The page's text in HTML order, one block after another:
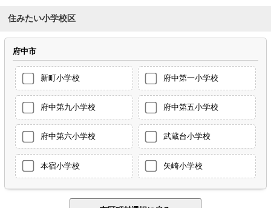
住みたい小学校区
府中市
新町小学校 府中第一小学校
府中第九小学校 府中第五小学校
府中第六小学校 武蔵台小学校
本宿小学校 矢崎小学校